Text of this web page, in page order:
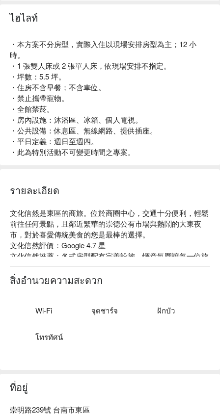
ไฮไลท์
・本方案不分房型，實際入住以現場安排房型為主；12 小
時。
・1 張雙人床或 2 張單人床，依現場安排不指定。
・坪數：5.5 坪。
・住房不含早餐；不含車位。
・禁止攜帶寵物。
・全館禁菸。
・房內設施：沐浴區、冰箱、個人電視。
・公共設備：休息區、無線網路、提供插座。
・平日定義：週日至週四。
・此為特別活動不可變更時間之專案。
รายละเอียด
文化信然是東區的商旅。位於商圈中心，交通十分便利，輕鬆
前往任何景點，且鄰近繁華的崇德公有市場與熱鬧的大東夜
市，對於喜愛傳統美食的您是最棒的選擇。
文化信然評價：Google 4.7 星
文化信然推薦：各式房型配有完善設施，愜意氛圍讓每一位旅
人獲得充分休憩，即使在外旅行、出差，也能享受如置身在家
一般的溫馨舒適，享受旅途中精采的每一刻。
สิ่งอำนวยความสะดวก
Wi-Fi จุดชาร์จ ฝักบัว
โทรทัศน์
ที่อยู่
崇明路239號 台南市東區